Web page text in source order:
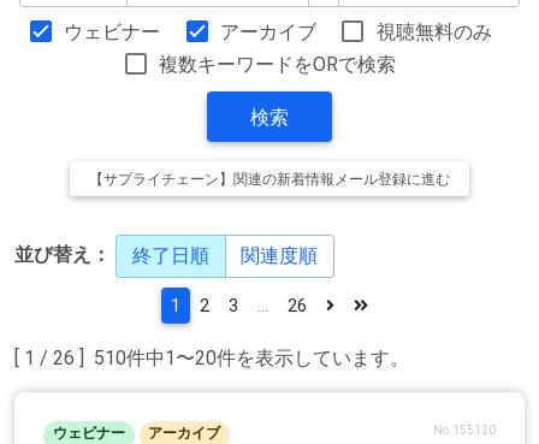
ウェビナー アーカイブ
視聴無料のみ
複数キーワードをORで検索
検索
【サプライチェーン】関連の新着情報メール登録に進む
並び替え： 終了日順 関連度順
[ 1 / 26 ] 510件中1〜20件を表示しています。
1 2 3 26
ウェビナー アーカイブ No.155120